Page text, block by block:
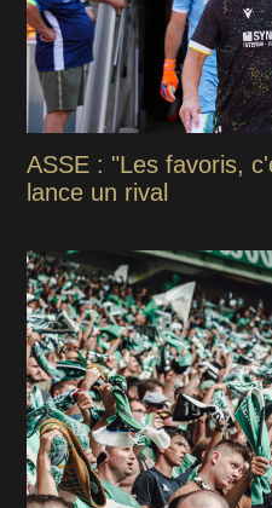
ASSE : "Les favoris,
lance un rival